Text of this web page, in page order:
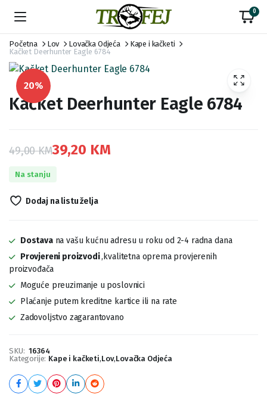
0
Početna Lov Lovačka Odjeća
Kape i kačketi
Kačket Deerhunter Eagle 6784
20%
Kačket Deerhunter Eagle 6784
49,00KM
Original
was:
39,20 KM
Current
is:
Na stanju
Dodaj na listu želja
Dostavana vašu kućnu adresu u roku od 2-4 radna dana
Provjereni proizvodi,kvalitetna oprema provjerenih
proizvođača
Moguće preuzimanje u poslovnici
Plaćanje putem kreditne kartice ili na rate
Zadovoljstvo zagarantovano
SKU: 16364
Kategorije: Kape i kačketi,Lov,Lovačka Odjeća